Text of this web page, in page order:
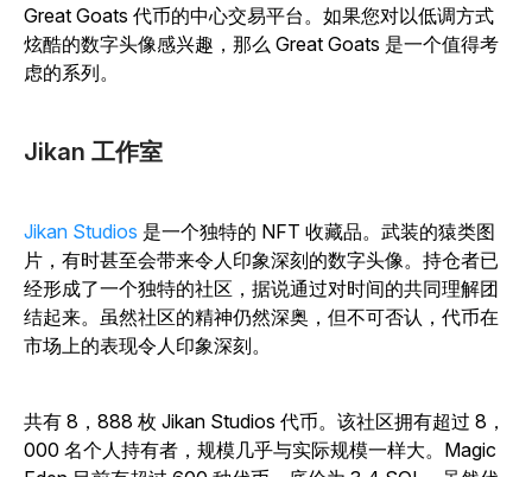
Great Goats 代币的中心交易平台。如果您对以低调方式
炫酷的数字头像感兴趣，那么 Great Goats 是一个值得考
虑的系列。
Jikan 工作室
Jikan Studios 是一个独特的 NFT 收藏品。武装的猿类图
片，有时甚至会带来令人印象深刻的数字头像。持仓者已
经形成了一个独特的社区，据说通过对时间的共同理解团
结起来。虽然社区的精神仍然深奥，但不可否认，代币在
市场上的表现令人印象深刻。
共有 8，888 枚 Jikan Studios 代币。该社区拥有超过 8，
000 名个人持有者，规模几乎与实际规模一样大。Magic